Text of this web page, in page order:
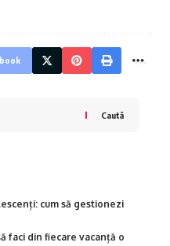
Caută
cum să gestionezi
faci din fiecare vacanță o